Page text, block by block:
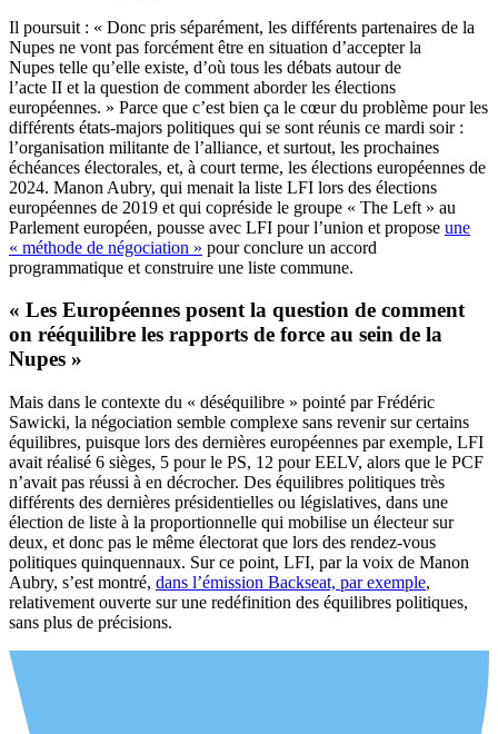
Il poursuit : « Donc pris séparément, les différents partenaires de la
Nupes ne vont pas forcément être en situation d’accepter la
Nupes telle qu’elle existe, d’où tous les débats autour de
l’acte II et la question de comment aborder les élections
européennes. » Parce que c’est bien ça le cœur du problème pour les
différents états-majors politiques qui se sont réunis ce mardi soir :
l’organisation militante de l’alliance, et surtout, les prochaines
échéances électorales, et, à court terme, les élections européennes de
2024. Manon Aubry, qui menait la liste LFI lors des élections
européennes de 2019 et qui copréside le groupe « The Left » au
Parlement européen, pousse avec LFI pour l’union et propose une
« méthode de négociation » pour conclure un accord
programmatique et construire une liste commune.
« Les Européennes posent la question de comment
on rééquilibre les rapports de force au sein de la
Nupes »
Mais dans le contexte du « déséquilibre » pointé par Frédéric
Sawicki, la négociation semble complexe sans revenir sur certains
équilibres, puisque lors des dernières européennes par exemple, LFI
avait réalisé 6 sièges, 5 pour le PS, 12 pour EELV, alors que le PCF
n’avait pas réussi à en décrocher. Des équilibres politiques très
différents des dernières présidentielles ou législatives, dans une
élection de liste à la proportionnelle qui mobilise un électeur sur
deux, et donc pas le même électorat que lors des rendez-vous
politiques quinquennaux. Sur ce point, LFI, par la voix de Manon
Aubry, s’est montré, dans l’émission Backseat, par exemple,
relativement ouverte sur une redéfinition des équilibres politiques,
sans plus de précisions.